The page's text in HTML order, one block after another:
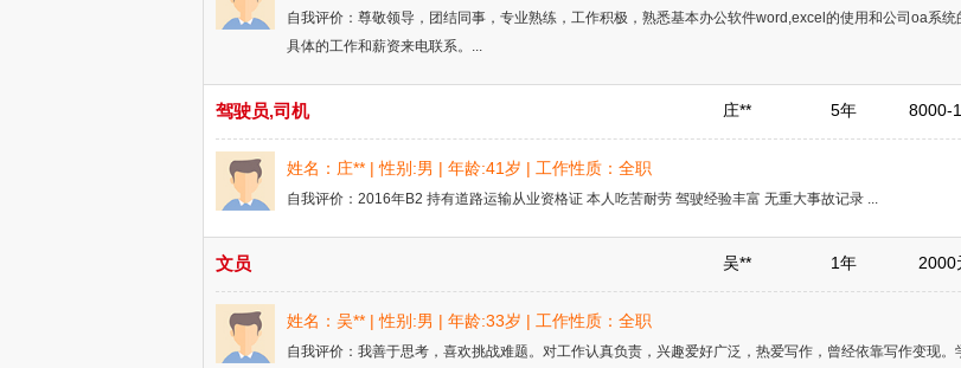
自我评价：尊敬领导，团结同事，专业熟练，工作积极，熟悉基本办公软件word,excel的使用和公司oa系
具体的工作和薪资来电联系。...
驾驶员,司机 庄** 5年 8000-
姓名：庄** | 性别:男 | 年龄:41岁 | 工作性质：全职
自我评价：2016年B2 持有道路运输从业资格证 本人吃苦耐劳 驾驶经验丰富 无重大事故记录 ...
文员 吴** 1年 2000
姓名：吴** | 性别:男 | 年龄:33岁 | 工作性质：全职
自我评价：我善于思考，喜欢挑战难题。对工作认真负责，兴趣爱好广泛，热爱写作，曾经依靠写作变现